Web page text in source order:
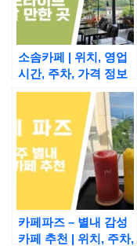
소솜카페 | 위치, 영업
시간, 주차, 가격 정보
카페파즈 – 별내 감성
카페 추천 | 위치, 주차,